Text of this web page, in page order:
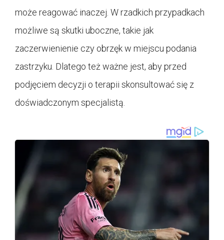
może reagować inaczej. W rzadkich przypadkach
możliwe są skutki uboczne, takie jak
zaczerwienienie czy obrzęk w miejscu podania
zastrzyku. Dlatego też ważne jest, aby przed
podjęciem decyzji o terapii skonsultować się z
doświadczonym specjalistą.